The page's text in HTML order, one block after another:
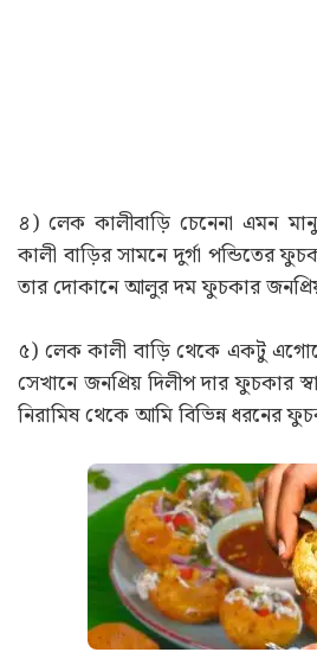
৪) লেক কালীবাড়ি চেনেনা এমন
কালী বাড়ির সামনে দুর্গা পন্ডিতের
তার দোকানে আলুর দম ফুচকার
৫) লেক কালী বাড়ি থেকে একটু
সেখানে জনপ্রিয় দিলীপ দার ফুচকার
নিরামিষ থেকে আমি বিভিন্ন ধরনের